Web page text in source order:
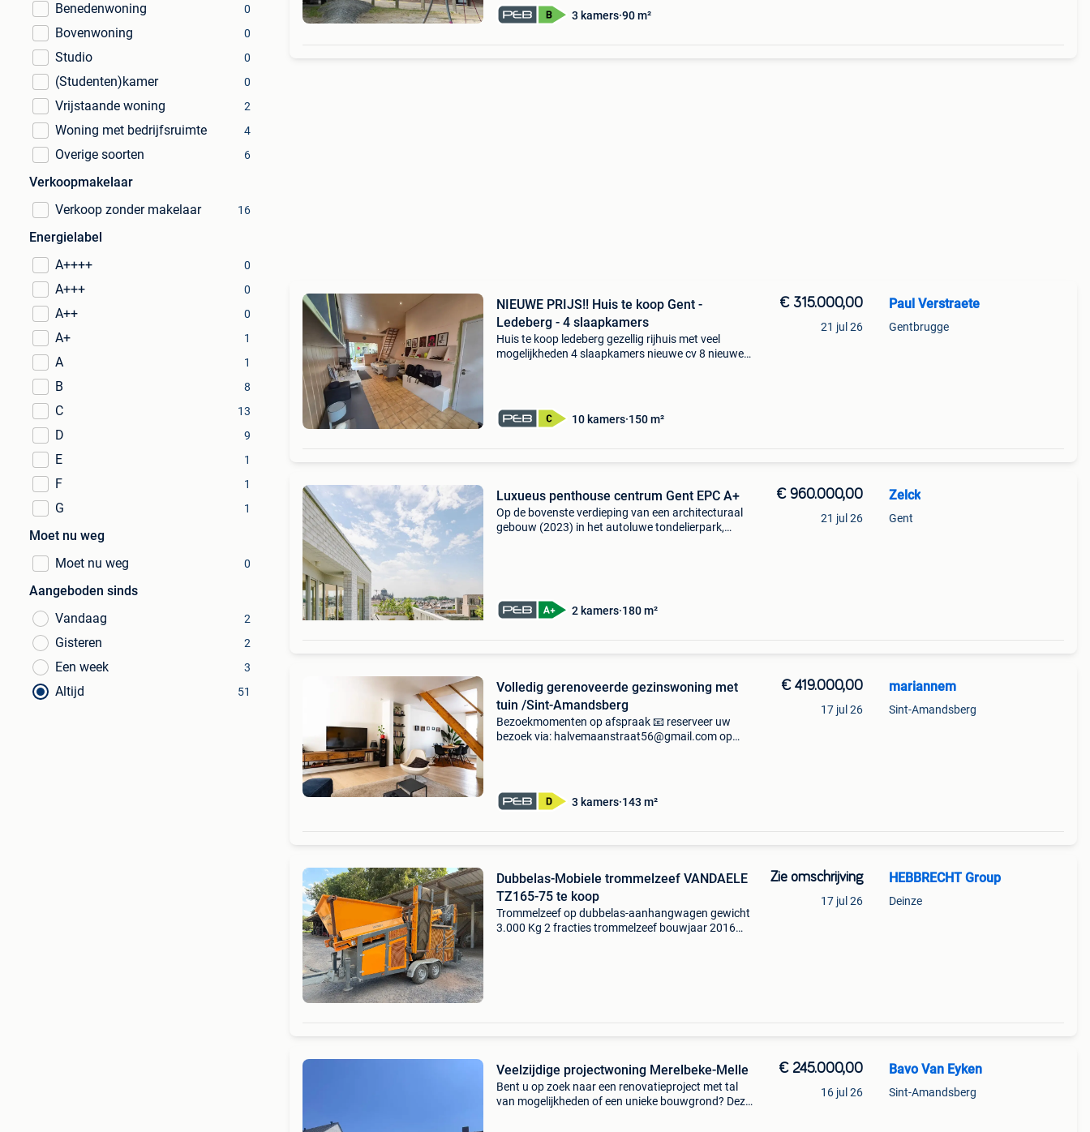
Benedenwoning 0
Bovenwoning 0
Studio 0
(Studenten)kamer 0
Vrijstaande woning 2
Woning met bedrijfsruimte 4
Overige soorten 6
Verkoopmakelaar
Verkoop zonder makelaar
16
Energielabel
A++++
0
A+++ 0
A++ 0
A+ 1
A 1
B 8
C 13
D 9
E 1
F 1
G 1
Moet nu weg
Moet nu weg
0
Aangeboden sinds
Vandaag
2
Gisteren 2
Een week 3
Altijd 51
3 kamers 90 m²
NIEUWE PRIJS!! Huis te koop Gent -
Ledeberg - 4 slaapkamers
Huis te koop ledeberg gezellig rijhuis met veel
mogelijkheden 4 slaapkamers nieuwe cv 8 nieuwe
10 kamers 150 m²
€ 315.000,00
21 jul 26
Paul Verstraete
Gentbrugge
Luxueus penthouse centrum Gent EPC A+
Op de bovenste verdieping van een architecturaal
gebouw (2023) in het autoluwe tondelierpark,
2 kamers 180 m²
€ 960.000,00
21 jul 26
Zelck
Gent
Volledig gerenoveerde gezinswoning met
tuin /Sint-Amandsberg
Bezoekmomenten op afspraak 📧 reserveer uw
bezoek via: halvemaanstraat56@gmail.com op
3 kamers 143 m²
€ 419.000,00
17 jul 26
mariannem
Sint-Amandsberg
Dubbelas-Mobiele trommelzeef VANDAELE
TZ165-75 te koop
Trommelzeef op dubbelas-aanhangwagen gewicht
3.000 Kg 2 fracties trommelzeef bouwjaar 2016
Zie omschrijving
17 jul 26
HEBBRECHT Group
Deinze
Veelzijdige projectwoning Merelbeke-Melle
Bent u op zoek naar een renovatieproject met tal
van mogelijkheden of een unieke bouwgrond? Deze
€ 245.000,00
16 jul 26
Bavo Van Eyken
Sint-Amandsberg